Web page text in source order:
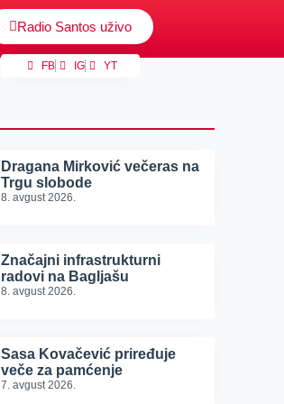
Radio Santos uživo
FB IG YT
Dragana Mirković večeras na
Trgu slobode
8. avgust 2026.
Značajni infrastrukturni
radovi na Bagljašu
8. avgust 2026.
Sasa Kovačević priređuje
veče za pamćenje
7. avgust 2026.